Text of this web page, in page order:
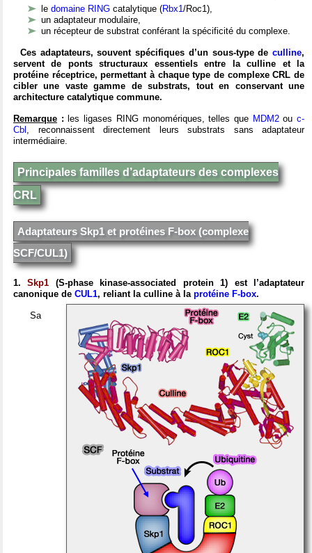
le domaine RING catalytique (Rbx1/Roc1),
un adaptateur modulaire,
un récepteur de substrat conférant la spécificité du complexe.
Ces adaptateurs, souvent spécifiques d’un sous-type de culline,
servent de ponts structuraux essentiels entre la culline et la
protéine réceptrice, permettant à chaque type de complexe CRL de
cibler une vaste gamme de substrats, tout en conservant une
architecture catalytique commune.
Remarque : les ligases RING monomériques, telles que MDM2ouc-
Cbl , reconnaissent directement leurs substrats sans adaptateur
intermédiaire.
Principales familles d’adaptateurs des complexes
CRL
Adaptateurs Skp1 et protéines F-box (complexe
SCF/CUL1)
1.Skp1 (S-phase kinase-associated protein 1) est l’adaptateur
canonique de CUL1, reliant la culline à la protéine F-box.
Sa